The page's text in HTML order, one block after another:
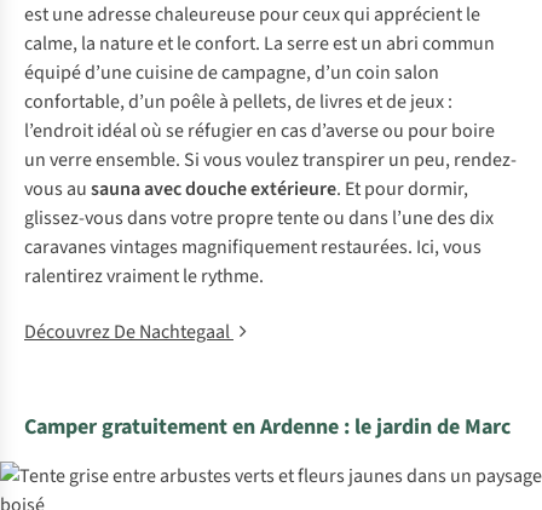
est une adresse chaleureuse pour ceux qui apprécient le
calme, la nature et le confort. La serre est un abri commun
équipé d’une cuisine de campagne, d’un coin salon
confortable, d’un poêle à pellets, de livres et de jeux :
l’endroit idéal où se réfugier en cas d’averse ou pour boire
un verre ensemble. Si vous voulez transpirer un peu, rendez-
vous ausauna avec douche extérieure. Et pour dormir,
glissez-vous dans votre propre tente ou dans l’une des dix
caravanes vintages magnifiquement restaurées. Ici, vous
ralentirez vraiment le rythme.
Découvrez De Nachtegaal
Camper gratuitement en Ardenne : le jardin de Marc